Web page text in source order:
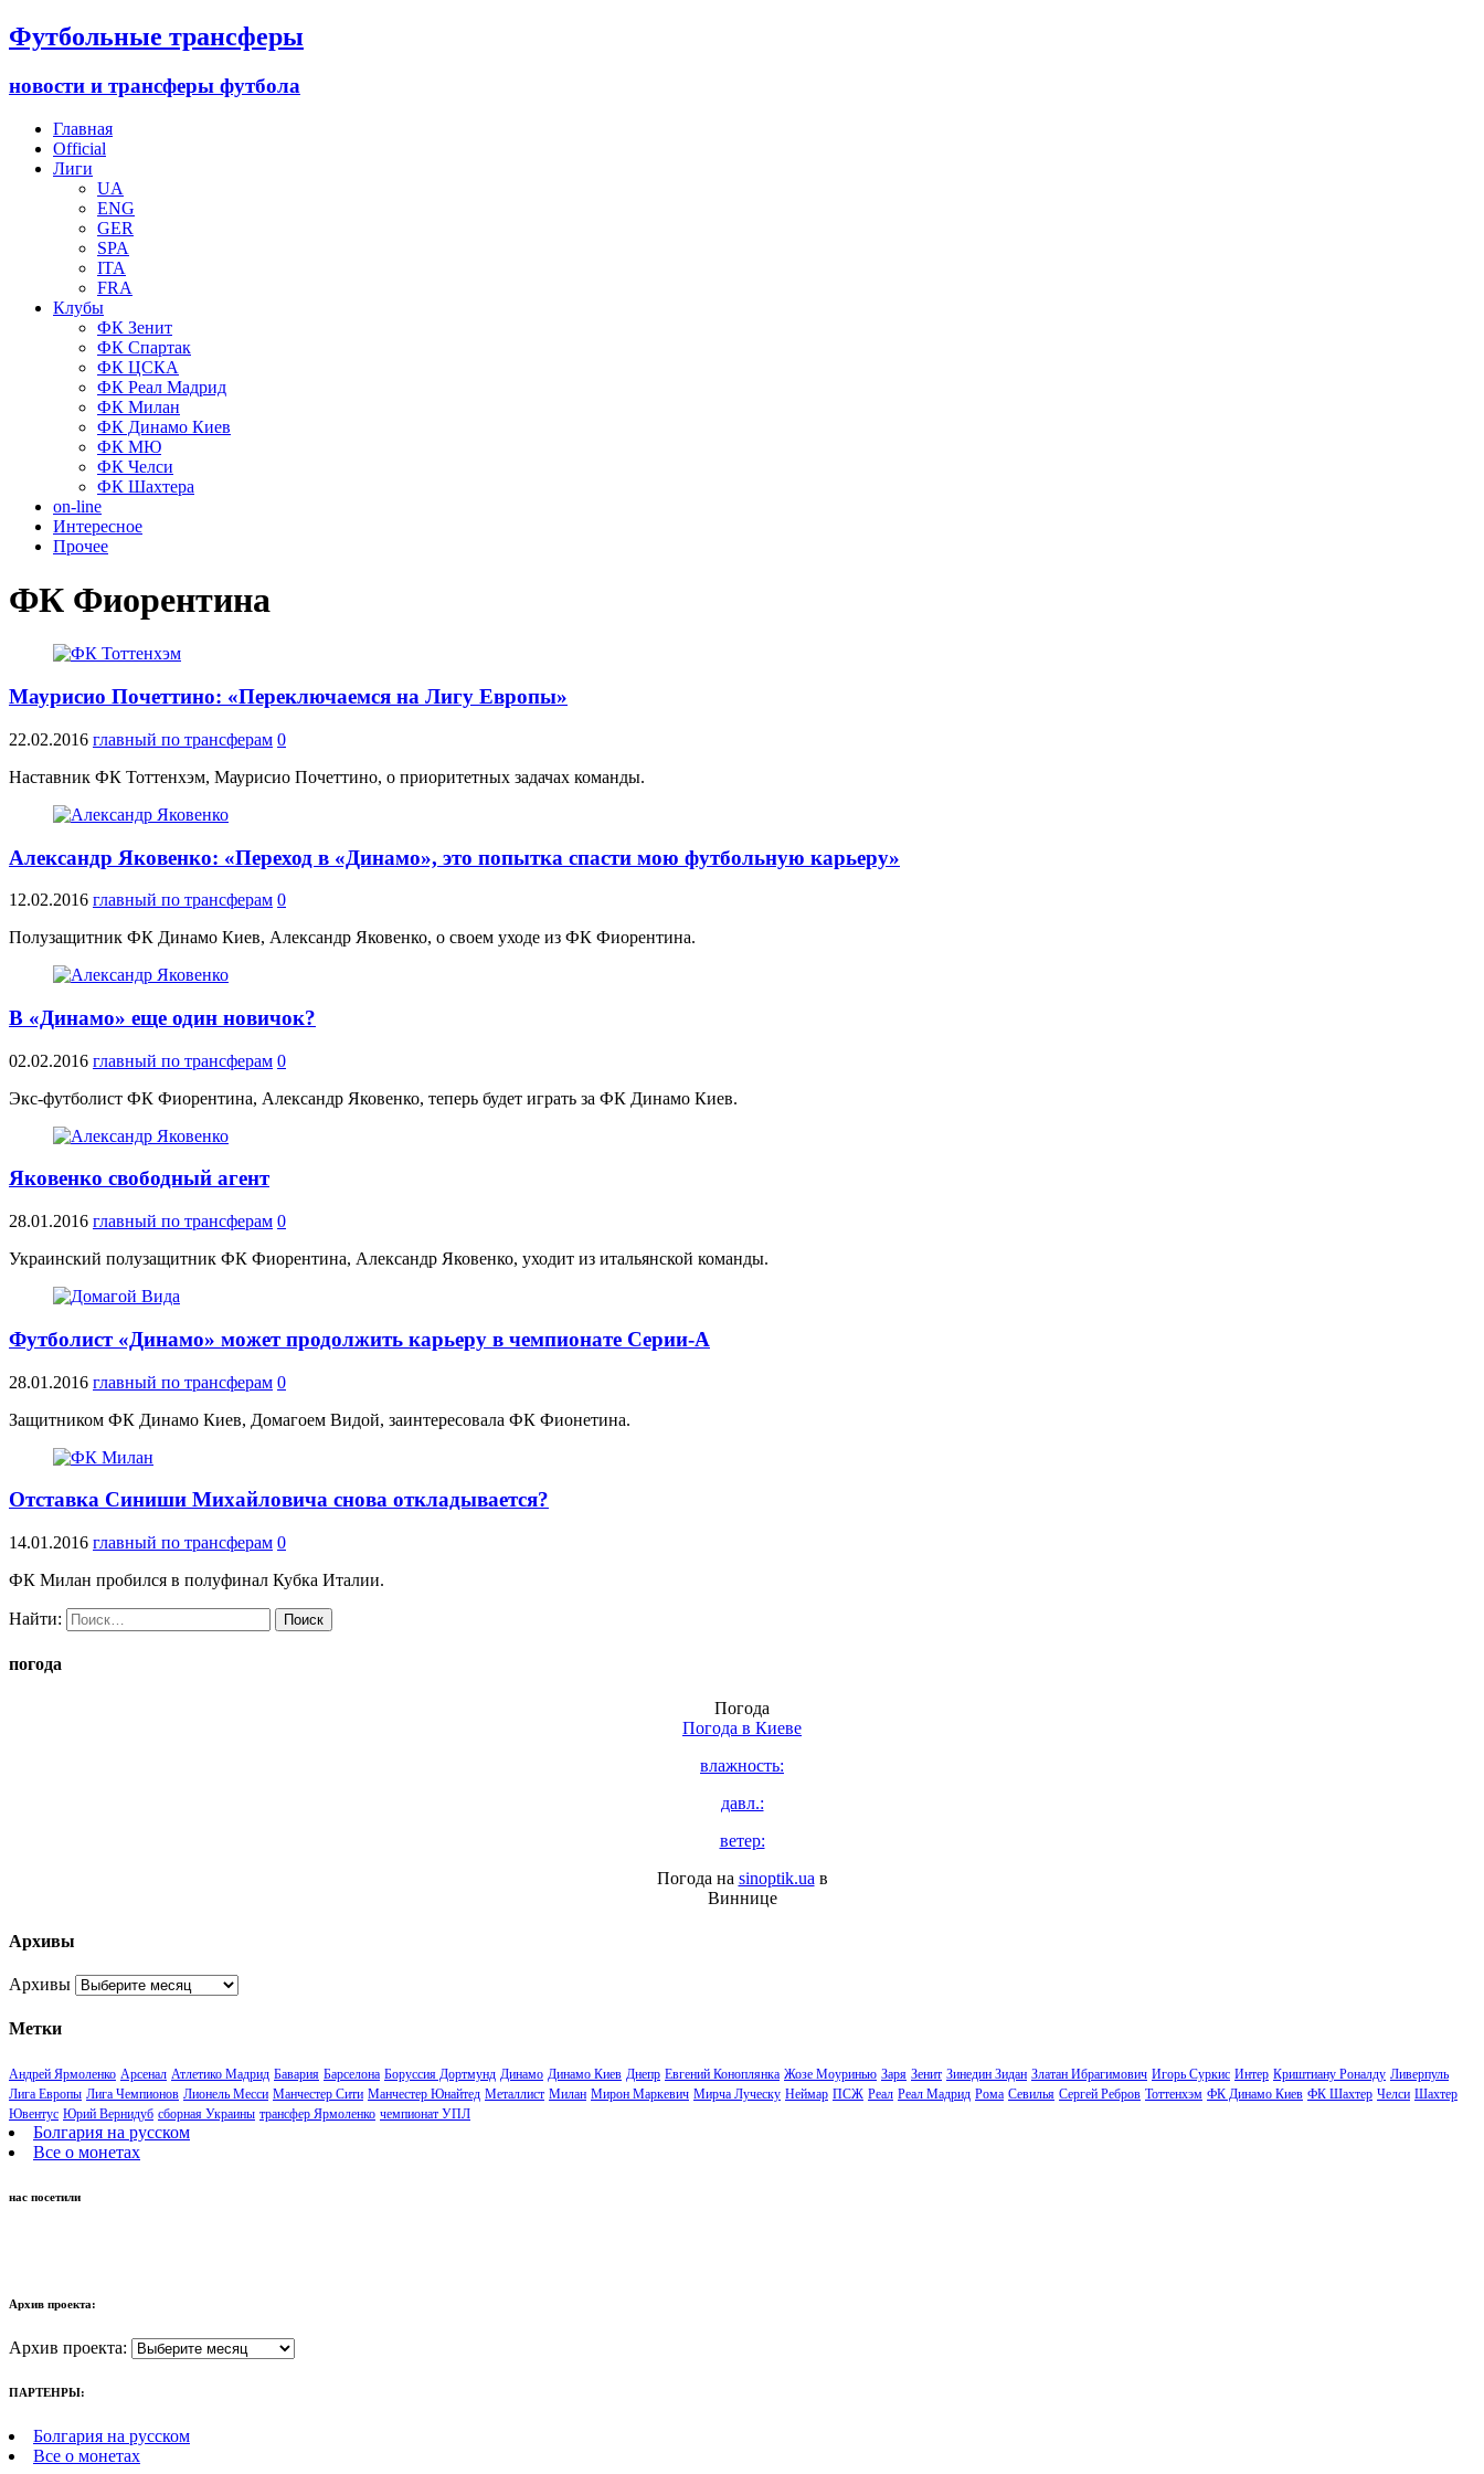
Футбольные трансферы
новости и трансферы футбола
Главная
Official
Лиги
UA
ENG
GER
SPA
ITA
FRA
Клубы
ФК Зенит
ФК Спартак
ФК ЦСКА
ФК Реал Мадрид
ФК Милан
ФК Динамо Киев
ФК МЮ
ФК Челси
ФК Шахтера
on-line
Интересное
Прочее
ФК Фиорентина
Маурисио Почеттино: «Переключаемся на Лигу Европы»
22.02.2016 главный по трансферам 0
Наставник ФК Тоттенхэм, Маурисио Почеттино, о приоритетных задачах команды.
Александр Яковенко: «Переход в «Динамо», это попытка спасти мою футбольную карьеру»
12.02.2016 главный по трансферам 0
Полузащитник ФК Динамо Киев, Александр Яковенко, о своем уходе из ФК Фиорентина.
В «Динамо» еще один новичок?
02.02.2016 главный по трансферам 0
Экс-футболист ФК Фиорентина, Александр Яковенко, теперь будет играть за ФК Динамо Киев.
Яковенко свободный агент
28.01.2016 главный по трансферам 0
Украинский полузащитник ФК Фиорентина, Александр Яковенко, уходит из итальянской команды.
Футболист «Динамо» может продолжить карьеру в чемпионате Серии-А
28.01.2016 главный по трансферам 0
Защитником ФК Динамо Киев, Домагоем Видой, заинтересовала ФК Фионетина.
Отставка Синиши Михайловича снова откладывается?
14.01.2016 главный по трансферам 0
ФК Милан пробился в полуфинал Кубка Италии.
Найти:
погода
Погода
Погода в Киеве
влажность:
давл.:
ветер:
Погода на sinoptik.ua в
Виннице
Архивы
Архивы
Метки
Андрей Ярмоленко Арсенал Атлетико Мадрид Бавария Барселона Боруссия Дортмунд Динамо Динамо Киев Днепр Евгений Коноплянка Жозе Моуринью Заря Зенит Зинедин Зидан Златан Ибрагимович Игорь Суркис Интер Криштиану Роналду Ливерпуль
Лига Европы Лига Чемпионов Лионель Месси Манчестер Сити Манчестер Юнайтед Металлист Милан Мирон Маркевич Мирча Луческу Неймар ПСЖ Реал Реал Мадрид Рома Севилья Сергей Ребров Тоттенхэм ФК Динамо Киев ФК Шахтер Челси Шахтер
Ювентус Юрий Вернидуб сборная Украины трансфер Ярмоленко чемпионат УПЛ
Болгария на русском
Все о монетах
нас посетили
Архив проекта:
Архив проекта:
ПАРТЕНРЫ:
Болгария на русском
Все о монетах